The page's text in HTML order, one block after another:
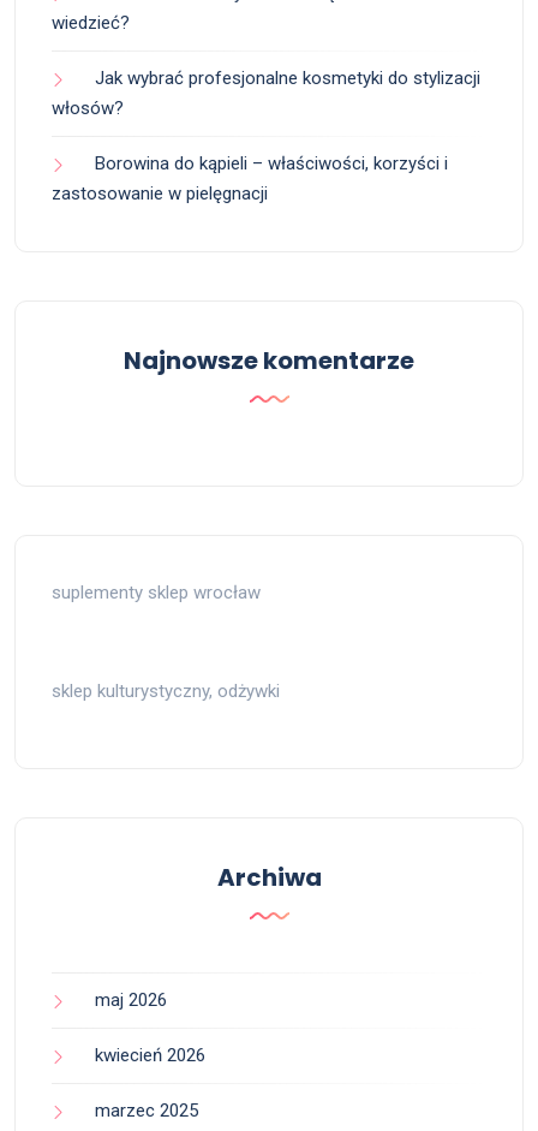
wiedzieć?
Jak wybrać profesjonalne kosmetyki do stylizacji
włosów?
Borowina do kąpieli – właściwości, korzyści i
zastosowanie w pielęgnacji
Najnowsze komentarze
suplementy sklep wrocław
sklep kulturystyczny, odżywki
Archiwa
maj 2026
kwiecień 2026
marzec 2025